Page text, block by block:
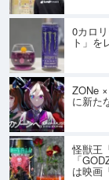
0カロ
ト」を
ZONe
に新た
怪獣王
「
は映画